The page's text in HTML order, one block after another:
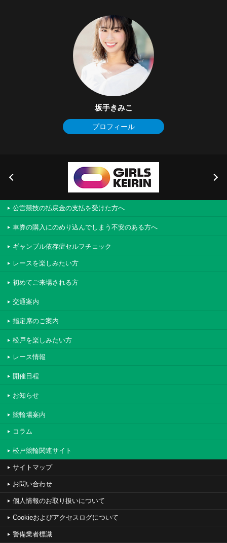
坂手きみこ
プロフィール
公営競技の払戻金の支払を受けた方へ
車券の購入にのめり込んでしまう不安のある方へ
ギャンブル依存症セルフチェック
レースを楽しみたい方
初めてご来場される方
交通案内
指定席のご案内
松戸を楽しみたい方
レース情報
開催日程
お知らせ
競輪場案内
コラム
松戸競輪関連サイト
サイトマップ
お問い合わせ
個人情報のお取り扱いについて
Cookieおよびアクセスログについて
警備業者標識